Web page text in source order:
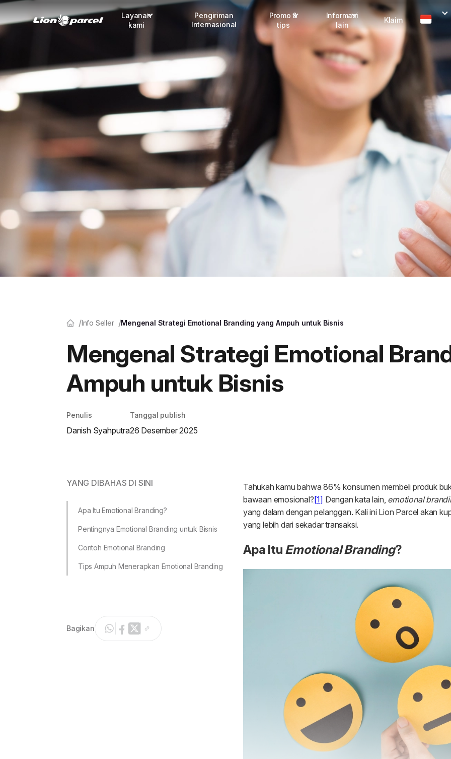
Layanan
kami
Fulfillment
Daftar jadi Mitra
Lacak pendaftaran Mitra
Pengiriman
Internasional
Promo &
tips
Promo terbaru
Info seller
Informasi
lain
Dangerous Goods
Tentang kami
Karir
Klaim
Info Seller Mengenal Strategi Emotional Branding yang Ampuh untuk Bisnis
Mengenal Strategi Emotional
Ampuh untuk Bisnis
Penulis
Danish Syahputra
Tanggal publish
26 Desember 2025
YANG DIBAHAS DI SINI
Apa Itu Emotional Branding?
Pentingnya Emotional Branding untuk Bisnis
Contoh Emotional Branding
Tips Ampuh Menerapkan Emotional Branding
Bagikan